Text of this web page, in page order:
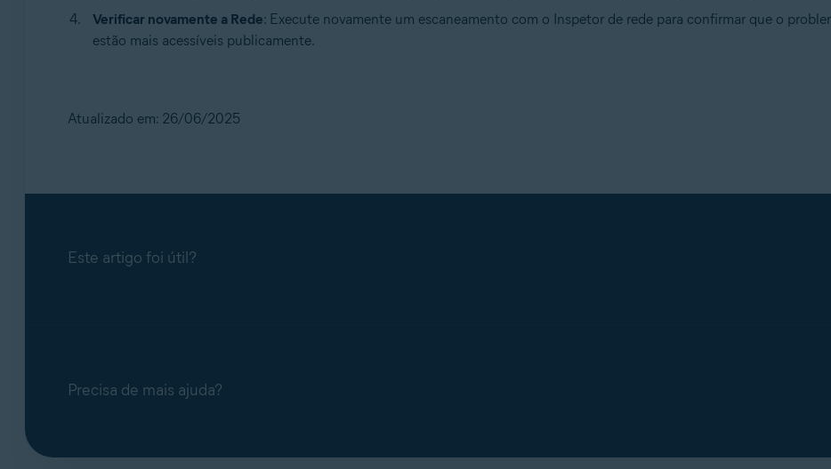
Verificar novamente a Rede: Execute novamente um escaneamento com o Inspetor de rede para confirmar que o
estão mais acessíveis publicamente.
Atualizado em: 26/06/2025
Este artigo foi útil?
Precisa de mais ajuda?